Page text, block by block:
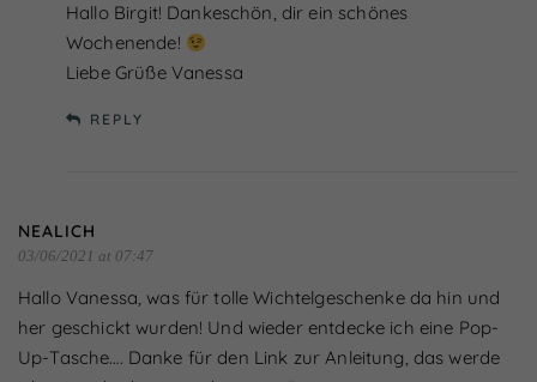
Hallo Birgit! Dankeschön, dir ein schönes
Wochenende!
Liebe Grüße Vanessa
REPLY
NEALICH
03/06/2021 at 07:47
Hallo Vanessa, was für tolle Wichtelgeschenke da hin und
her geschickt wurden! Und wieder entdecke ich eine Pop-
Up-Tasche…. Danke für den Link zur Anleitung, das werde